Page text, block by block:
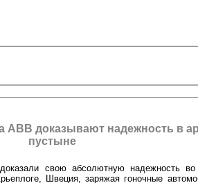
доказывают надежность в
пустыне
свою абсолютную надежность во
Швеция, заряжая гоночные